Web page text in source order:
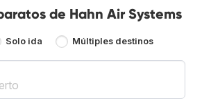
de Hahn Air Systems
Solo ida Múltiples destinos